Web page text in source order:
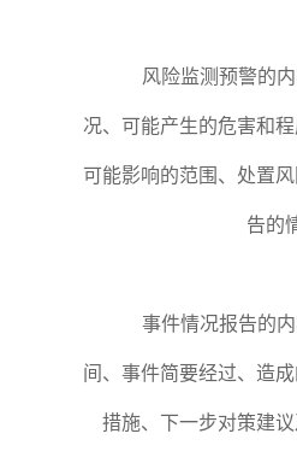
风险监测预警的
况、可能产生的危害和
可能影响的范围、处置
告的
事件情况报告的
间、事件简要经过、造
措施、下一步对策建